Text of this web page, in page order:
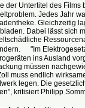
der Untertitel des Films
Jedes Jahr
Gleichzeitig
Dabei lässt sich
"Im
ins Ausland
müssen
muss endlich
legen. Die
kritisiert Philipp